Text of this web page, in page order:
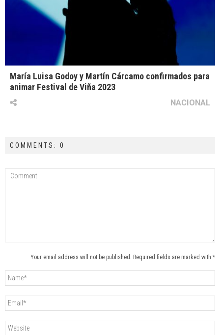
María Luisa Godoy y Martín Cárcamo confirmados para
animar Festival de Viña 2023
NACIONAL
COMMENTS: 0
Your email address will not be published. Required fields are marked with *